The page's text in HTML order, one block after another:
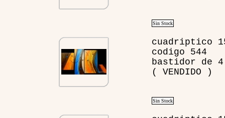
Sin Stock
cuadriptico
codigo 544
bastidor de 4
( VENDIDO )
Sin Stock